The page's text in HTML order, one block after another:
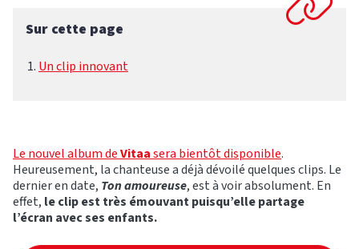
Sur cette page
Un clip innovant
Le nouvel album deVitaasera bientôt disponible.
Heureusement, la chanteuse a déjà dévoilé quelques clips. Le
dernier en date, Ton amoureuse, est à voir absolument. En
effet, le clip est très émouvant puisqu’elle partage
l’écran avec ses enfants.